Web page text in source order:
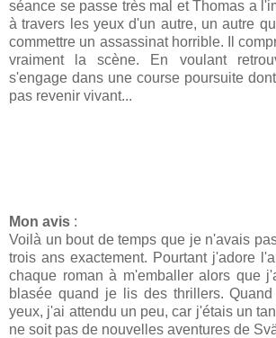
séance se passe très mal et Thomas a
à travers les yeux d'un autre, un autre
commettre un assassinat horrible. Il
vraiment la scène. En voulant
s'engage dans une course poursuite
pas revenir vivant...
Mon avis :
Voilà un bout de temps que je n'avais
trois ans exactement. Pourtant j'adore
chaque roman à m'emballer alors que
blasée quand je lis des thrillers.
yeux, j'ai attendu un peu, car j'étais un
ne soit pas de nouvelles aventures de